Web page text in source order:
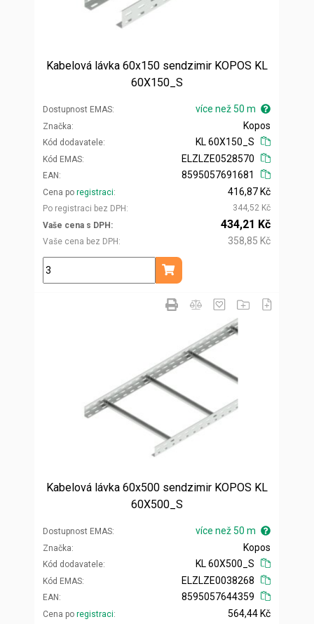
Kabelová lávka 60x150 sendzimir KOPOS KL
60X150_S
Dostupnost EMAS více než 50 m
Značka
Kód dodavatele
Kopos
KL 60X150_S
Kód EMAS
EAN
ELZLZE0528570
8595057691681
Cena po registraci
Po registraci bez DPH
416,87 Kč
344,52 Kč
Vaše cena s DPH
Vaše cena bez DPH
434,21 Kč
358,85 Kč
m
Přidat do košíku
Kabelová lávka 60x500 sendzimir KOPOS KL
60X500_S
Dostupnost EMAS více než 50 m
Značka
Kód dodavatele
Kopos
KL 60X500_S
Kód EMAS
EAN
ELZLZE0038268
8595057644359
Cena po registraci
564,44 Kč